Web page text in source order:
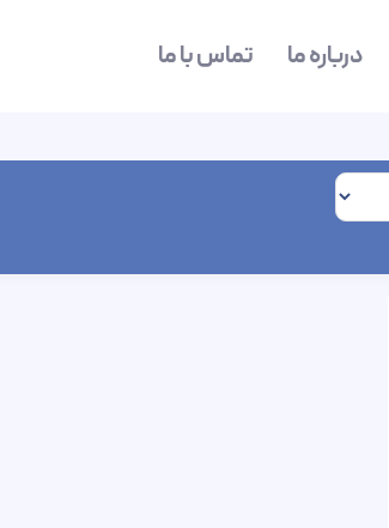
درباره ما تماس با ما